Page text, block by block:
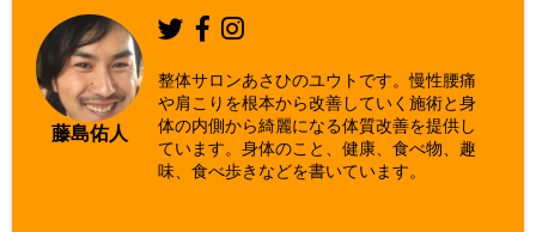
藤島佑人
整体サロンあさひのユウトです。慢性腰痛
や肩こりを根本から改善していく施術と身
体の内側から綺麗になる体質改善を提供し
ています。身体のこと、健康、食べ物、趣
味、食べ歩きなどを書いています。